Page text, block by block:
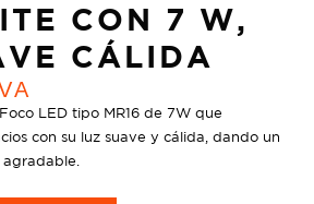
CON 7 W,
CÁLIDA
LED tipo MR16 de 7W que
con su luz suave y cálida, dando un